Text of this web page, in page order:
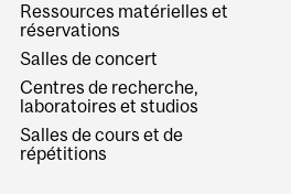
Ressources matérielles et
réservations
Salles de concert
Centres de recherche,
laboratoires et studios
Salles de cours et de
répétitions